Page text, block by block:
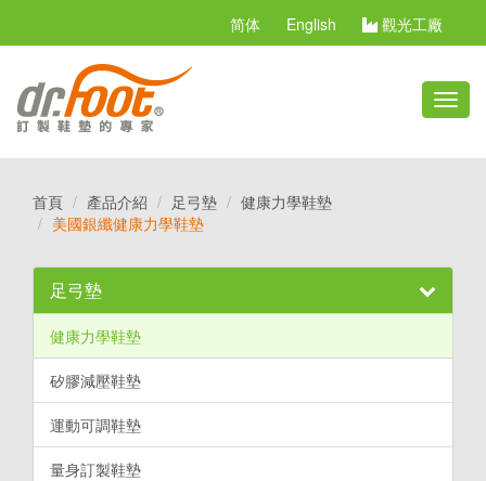
简体 English 觀光工廠
切
選
首頁 產品介紹 足弓墊
健康力學鞋墊
美國銀纖健康力學鞋墊
足弓墊
健康力學鞋墊
矽膠減壓鞋墊
運動可調鞋墊
量身訂製鞋墊